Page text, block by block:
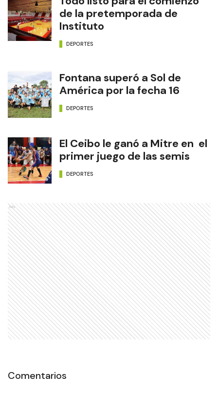
de la pretemporada de
Instituto
DEPORTES
Fontana superó a Sol de
América por la fecha 16
DEPORTES
El Ceibo le ganó a Mitre en el
primer juego de las semis
DEPORTES
Ads
Comentarios